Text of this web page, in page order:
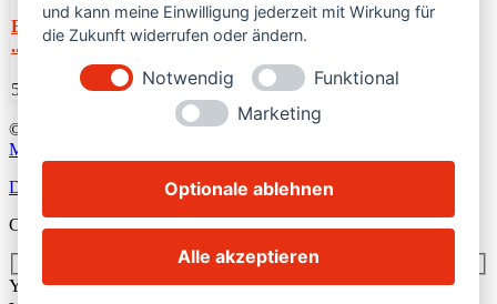
Bobcat T36120SL
...
54,000€
© 2024 Alle Rechte vorbehalten. • Powered by
Media
Datenschutzerklärung
•Widerrufsbelehrung•AGB
und kann meine Einwilligung jederzeit mit Wirkung für
die Zukunft widerrufen oder ändern.
Notwendig
Funktional
Marketing
Optionale ablehnen
Alle akzeptieren
Call me back
Your Name